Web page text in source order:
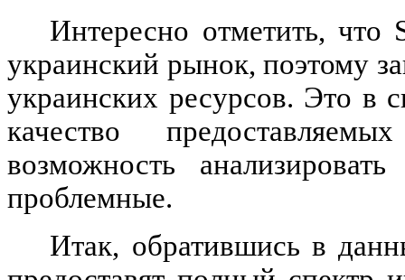
Интересно отметить, что
украинский рынок, поэтому
украинских ресурсов. Это в
качество
возможность
проблемные.
Итак, обратившись в